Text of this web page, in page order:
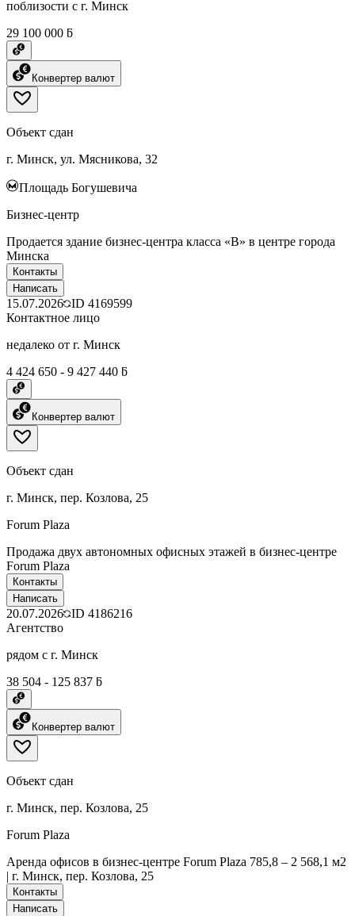
поблизости с г. Минск
29 100 000 ƃ
Конвертер валют
Объект сдан
г. Минск, ул. Мясникова, 32
Площадь Богушевича
Бизнес-центр
Пpодaeтcя здание бизнес-центра класса «B» в центpe гopoдa
Mинска
Контакты
Написать
15.07.2026 ID 4169599
Контактное лицо
недалеко от г. Минск
4 424 650 - 9 427 440 ƃ
Конвертер валют
Объект сдан
г. Минск, пер. Козлова, 25
Forum Plaza
Продажа двух автономных офисных этажей в бизнес-центре
Forum Plaza
Контакты
Написать
20.07.2026 ID 4186216
Агентство
рядом с г. Минск
38 504 - 125 837 ƃ
Конвертер валют
Объект сдан
г. Минск, пер. Козлова, 25
Forum Plaza
Аренда офисов в бизнес-центре Forum Plaza 785,8 – 2 568,1 м2
| г. Минск, пер. Козлова, 25
Контакты
Написать